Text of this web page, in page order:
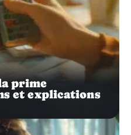
prime
et explications